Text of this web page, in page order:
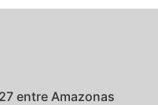
entre Amazonas